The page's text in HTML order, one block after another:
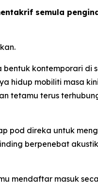
semula
kontemporari di
hidup mobiliti masa
tetamu terus
pod direka untuk
berpenebat
mendaftar masuk